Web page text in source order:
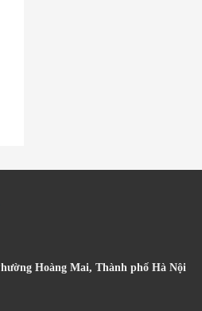
Hoàng Mai, Thành phố Hà Nội